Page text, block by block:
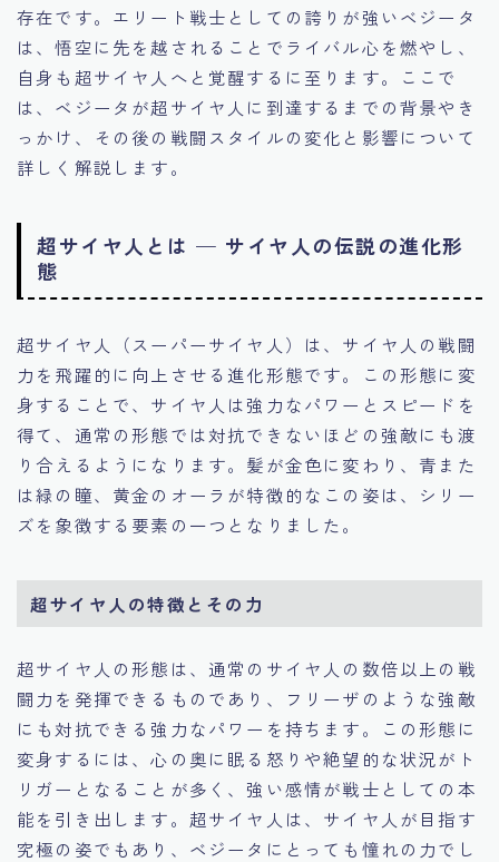
存在です。エリート戦士としての誇りが強いベジータ
は、悟空に先を越されることでライバル心を燃やし、
自身も超サイヤ人へと覚醒するに至ります。ここで
は、ベジータが超サイヤ人に到達するまでの背景やき
っかけ、その後の戦闘スタイルの変化と影響について
詳しく解説します。
超サイヤ人とは — サイヤ人の伝説の進化形
態
超サイヤ人（スーパーサイヤ人）は、サイヤ人の戦闘
力を飛躍的に向上させる進化形態です。この形態に変
身することで、サイヤ人は強力なパワーとスピードを
得て、通常の形態では対抗できないほどの強敵にも渡
り合えるようになります。髪が金色に変わり、青また
は緑の瞳、黄金のオーラが特徴的なこの姿は、シリー
ズを象徴する要素の一つとなりました。
超サイヤ人の特徴とその力
超サイヤ人の形態は、通常のサイヤ人の数倍以上の戦
闘力を発揮できるものであり、フリーザのような強敵
にも対抗できる強力なパワーを持ちます。この形態に
変身するには、心の奥に眠る怒りや絶望的な状況がト
リガーとなることが多く、強い感情が戦士としての本
能を引き出します。超サイヤ人は、サイヤ人が目指す
究極の姿でもあり、ベジータにとっても憧れの力でし